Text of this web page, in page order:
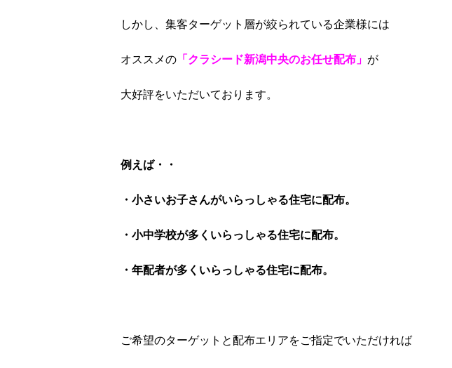
しかし、集客ターゲット層が絞られている企業様には
オススメの 「クラシード新潟中央のお任せ配布」 が
大好評をいただいております。
例えば・・
・小さいお子さんがいらっしゃる住宅に配布。
・小中学校が多くいらっしゃる住宅に配布。
・年配者が多くいらっしゃる住宅に配布。
ご希望のターゲットと配布エリアをご指定でいただければ